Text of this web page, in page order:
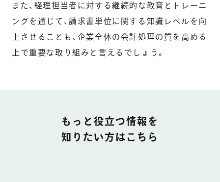
また、経理担当者に対する継続的な教育とトレーニ
ングを通じて、請求書単位に関する知識レベルを向
上させることも、企業全体の会計処理の質を高める
上で重要な取り組みと言えるでしょう。
DOCUMENT
もっと役立つ情報を
知りたい方はこちら